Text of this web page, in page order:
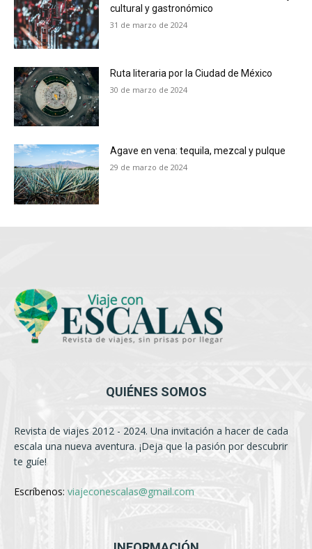
cultural y gastronómico
31 de marzo de 2024
Ruta literaria por la Ciudad de México
30 de marzo de 2024
Agave en vena: tequila, mezcal y pulque
29 de marzo de 2024
QUIÉNES SOMOS
Revista de viajes 2012 - 2024. Una invitación a hacer de cada
escala una nueva aventura. ¡Deja que la pasión por descubrir
te guíe!
Escríbenos: viajeconescalas@gmail.com